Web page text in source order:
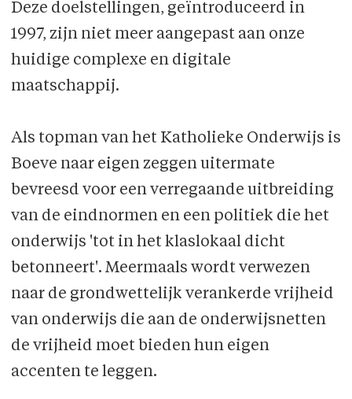
Deze doelstellingen, geïntroduceerd in
1997, zijn niet meer aangepast aan onze
huidige complexe en digitale
maatschappij.
Als topman van het Katholieke Onderwijs is
Boeve naar eigen zeggen uitermate
bevreesd voor een verregaande uitbreiding
van de eindnormen en een politiek die het
onderwijs 'tot in het klaslokaal dicht
betonneert'. Meermaals wordt verwezen
naar de grondwettelijk verankerde vrijheid
van onderwijs die aan de onderwijsnetten
de vrijheid moet bieden hun eigen
accenten te leggen.